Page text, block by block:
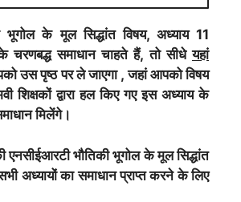
भूगोल के मूल सिद्धांत विषय, अध्याय 11
समाधान चाहते हैं, तो सीधेयहां
उस पृष्ठ पर ले जाएगा , जहां आपको विषय
शिक्षकों द्वारा हल किए गए इस अध्याय के
मिलेंगे।
एनसीईआरटी भौतिकी भूगोल के मूल सिद्धांत
अध्यायों का समाधान प्राप्त करने के लिए